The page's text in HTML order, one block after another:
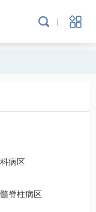
病区
脊柱病区